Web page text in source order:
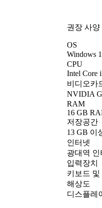
권장 사양
OS
Windows
CPU
Intel Core
비디오카
NVIDIA
RAM
16 GB
저장공간
13 GB 이
인터넷
광대역 인
입력장치
키보드 및
해상도
디스플레